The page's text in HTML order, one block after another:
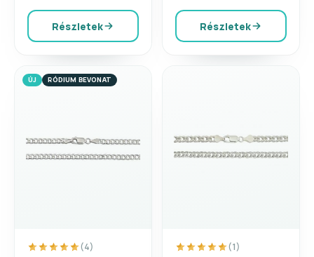
Részletek Részletek
ÚJ RÓDIUM BEVONAT
(4) (1)